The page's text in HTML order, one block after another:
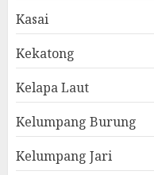
Kasai
Kekatong
Kelapa Laut
Kelumpang Burung
Kelumpang Jari